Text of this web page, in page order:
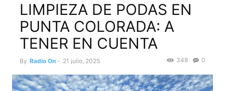
LIMPIEZA DE PODAS EN
PUNTA COLORADA: A
TENER EN CUENTA
By Radio On - 21 julio, 2025 0
348